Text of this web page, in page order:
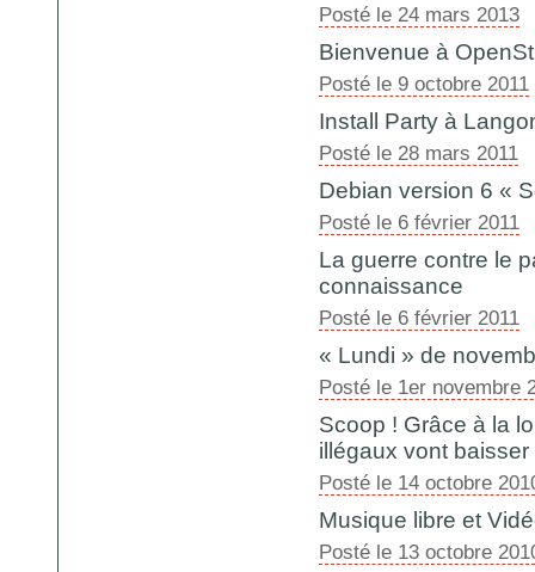
Posté le 24 mars 2013
Bienvenue à
Posté le 9 octobre 2011
Install Party à
Posté le 28 mars 2011
Debian version 6 «
Posté le 6 février 2011
La guerre contre le
connaissance
Posté le 6 février 2011
« Lundi » de
Posté le 1er novembre
Scoop ! Grâce à la
illégaux vont baisser
Posté le 14 octobre
Musique libre et
Posté le 13 octobre